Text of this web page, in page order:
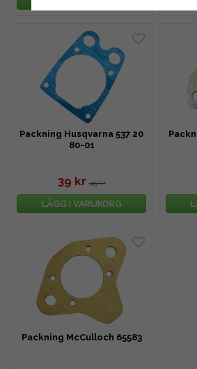
Packning Husqvarna 537 20
80-01
39 kr 49 kr
LÄGG I VARUKORG
Packning McCulloch 65583